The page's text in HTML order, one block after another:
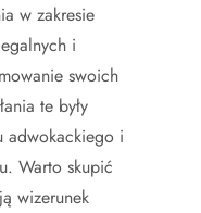
w zakresie
i
swoich
te były
adwokackiego i
Warto skupić
wizerunek